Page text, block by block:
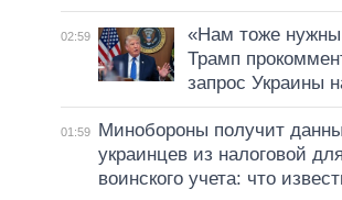
02:59
«Нам тоже нужны
Трамп
запрос Украины
01:59
Минобороны получит
украинцев из налоговой
воинского учета: что